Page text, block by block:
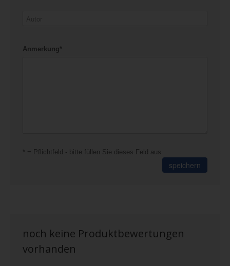
Anmerkung*
* = Pflichtfeld - bitte füllen Sie dieses Feld aus.
speichern
noch keine Produktbewertungen
vorhanden